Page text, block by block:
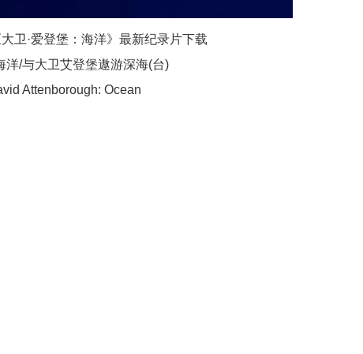
大卫·爱登堡：海洋》最新纪录片下载
/与大卫艾登堡遨游深海(台)
Attenborough: Ocean